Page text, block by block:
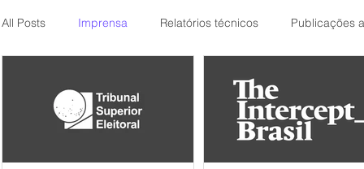
All Posts Imprensa Relatórios técnicos Publicações